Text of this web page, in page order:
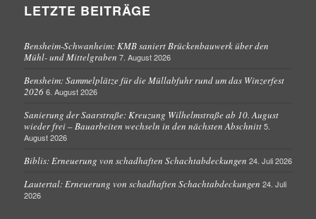
LETZTE BEITRÄGE
Bensheim-Schwanheim: KMB saniert Brückenbauwerk über den
Mühl- und Mittelgraben 7. August 2026
Bensheim: Sammelplätze für die Müllabfuhr rund um das Winzerfest
2026 6. August 2026
Sanierung der Saarstraße: Kreuzung Wilhelmstraße ab 10. August
wieder frei – Bauarbeiten wechseln in den nächsten Abschnitt 5.
August 2026
Biblis: Erneuerung von schadhaften Schachtabdeckungen 24. Juli 2026
Lautertal: Erneuerung von schadhaften Schachtabdeckungen 24. Juli
2026